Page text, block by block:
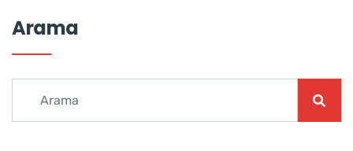
Arama